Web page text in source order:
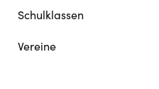
Schulklassen
Vereine